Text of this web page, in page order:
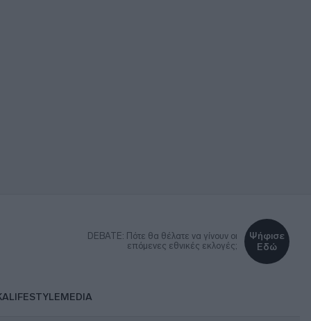
DEBATE: Πότε θα θέλατε να γίνουν οι
επόμενες εθνικές εκλογές;
Ψήφισε
Εδώ
LIFESTYLEMEDIA